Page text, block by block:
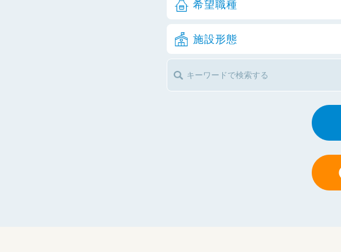
希望職種
施設形態